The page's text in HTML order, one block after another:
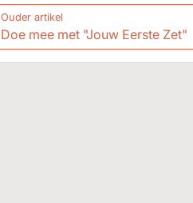
Ouder artikel
Doe mee met "Jouw Eerste Zet"